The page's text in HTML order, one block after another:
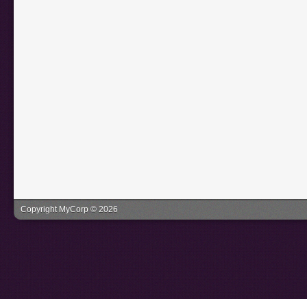
Copyright MyCorp © 2026